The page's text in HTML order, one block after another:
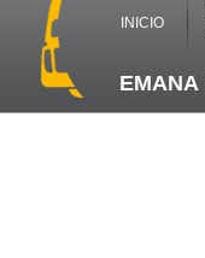
INICIO
EMANA